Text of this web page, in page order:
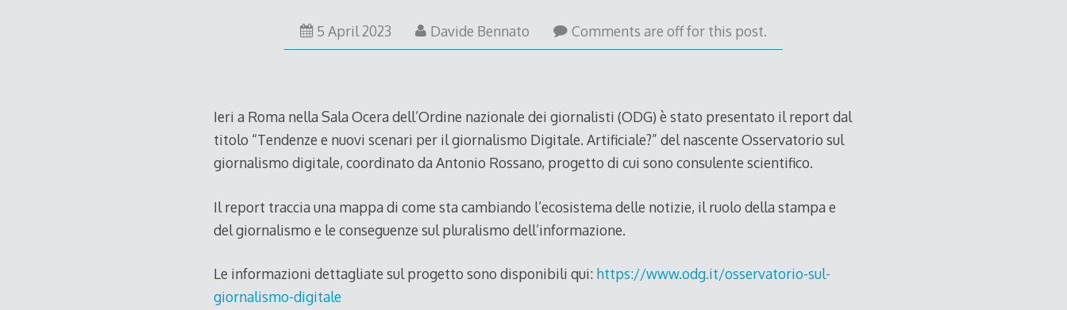
5 April 20235
April
Davide Bennato Comments are off for this post.
Ieri a Roma nella Sala Ocera dell’Ordine nazionale dei giornalisti (ODG) è stato presentato il report dal
titolo “Tendenze e nuovi scenari per il giornalismo Digitale. Artificiale?” del nascente Osservatorio sul
giornalismo digitale, coordinato da Antonio Rossano, progetto di cui sono consulente scientifico.
Il report traccia una mappa di come sta cambiando l’ecosistema delle notizie, il ruolo della stampa e
del giornalismo e le conseguenze sul pluralismo dell’informazione.
Le informazioni dettagliate sul progetto sono disponibili qui: https://www.odg.it/osservatorio-sul-
giornalismo-digitale